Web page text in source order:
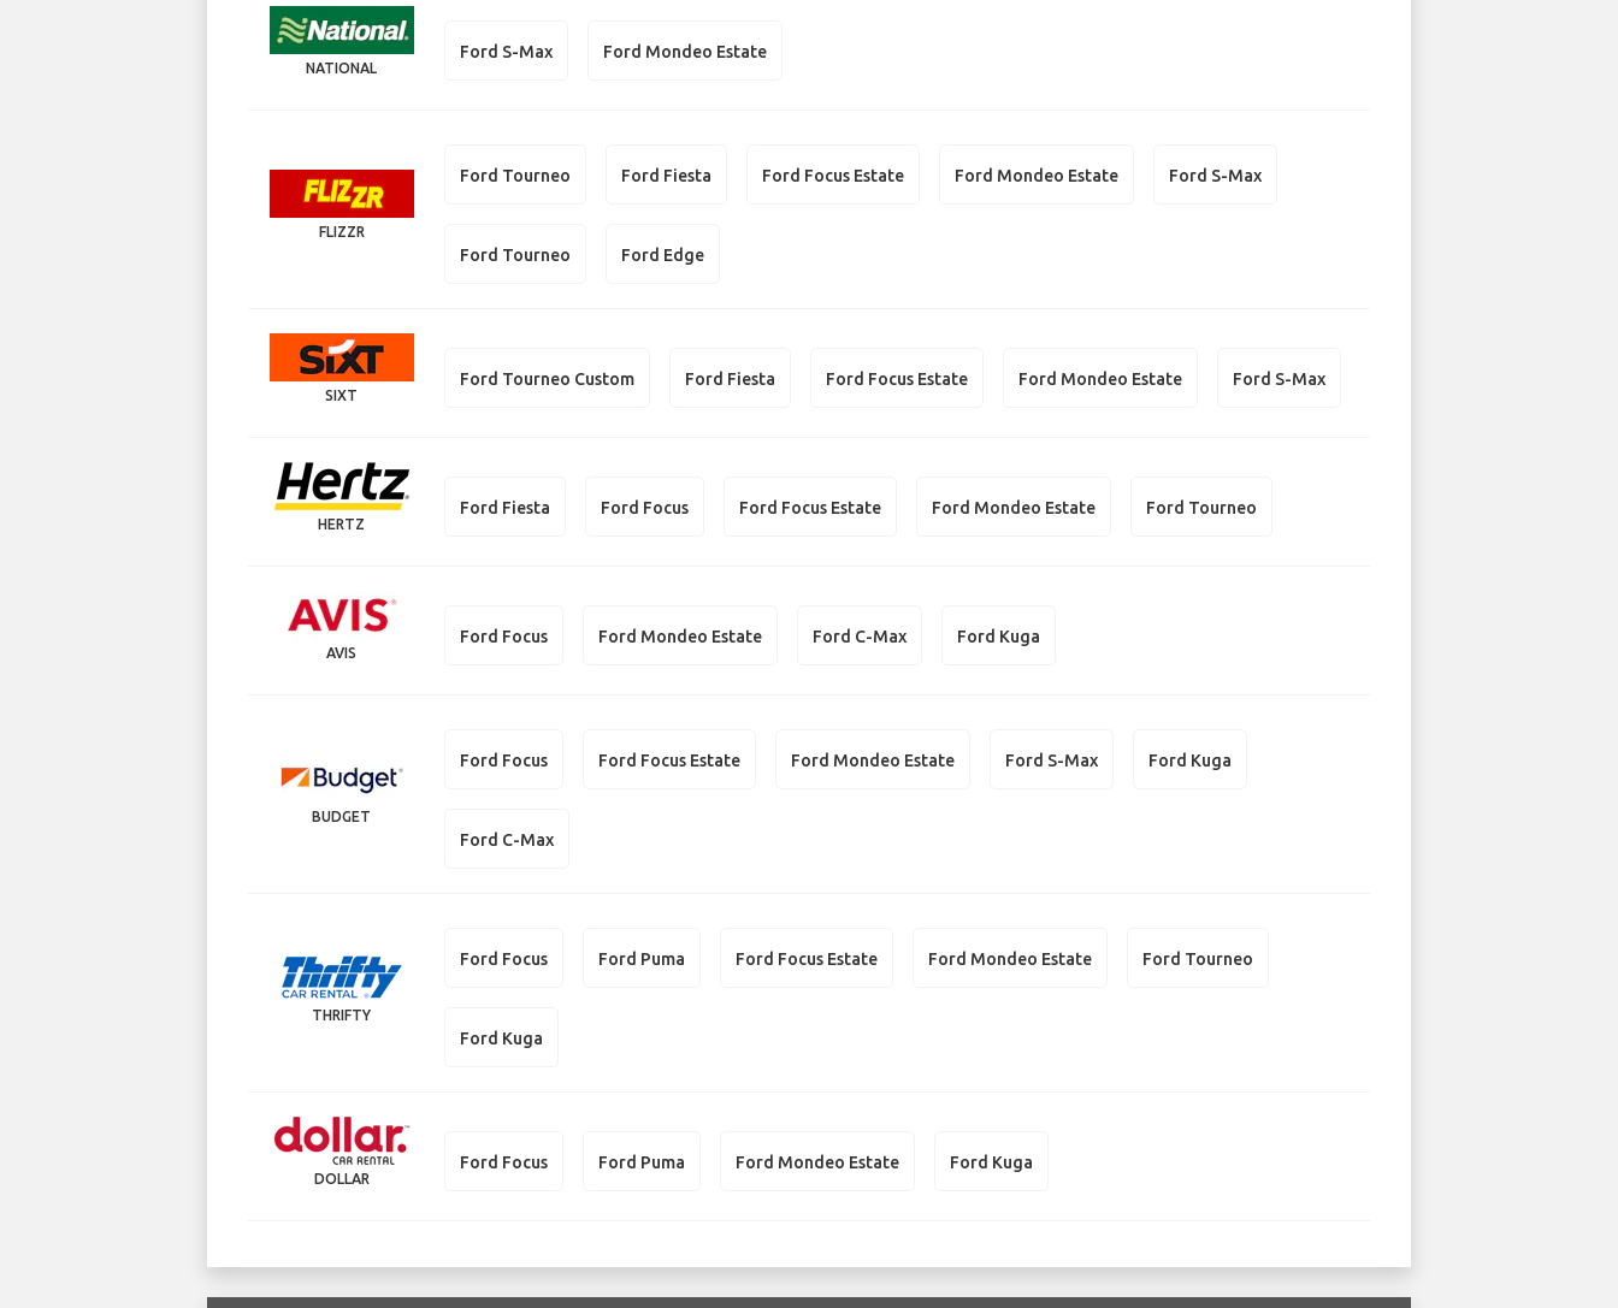
NATIONAL
Ford S-Max Ford Mondeo Estate
FLIZZR
Ford Tourneo Ford Fiesta Ford Focus Estate Ford Mondeo Estate Ford S-Max
Ford Tourneo Ford Edge
SIXT
Ford Tourneo Custom Ford Fiesta Ford Focus Estate Ford Mondeo Estate Ford S-Max
HERTZ
Ford Fiesta Ford Focus Ford Focus Estate Ford Mondeo Estate Ford Tourneo
AVIS
Ford Focus Ford Mondeo Estate Ford C-Max Ford Kuga
BUDGET
Ford Focus Ford Focus Estate Ford Mondeo Estate Ford S-Max Ford Kuga
Ford C-Max
THRIFTY
Ford Focus Ford Puma Ford Focus Estate Ford Mondeo Estate Ford Tourneo
Ford Kuga
DOLLAR
Ford Focus Ford Puma Ford Mondeo Estate Ford Kuga